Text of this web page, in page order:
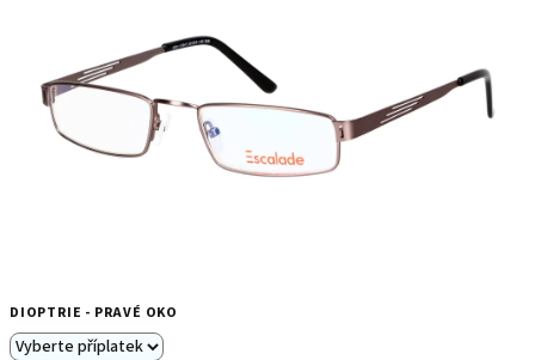
DIOPTRIE - PRAVÉ OKO
hvězdiček.